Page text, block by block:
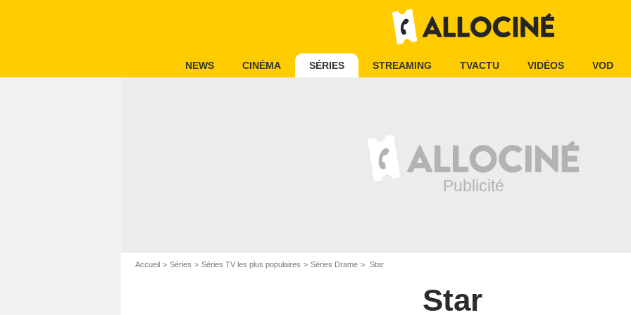
NEWS CINÉMA SÉRIES STREAMING TVACTU VIDÉOS VOD
Accueil Séries Séries TV les plus populaires Séries Drame Star
Star